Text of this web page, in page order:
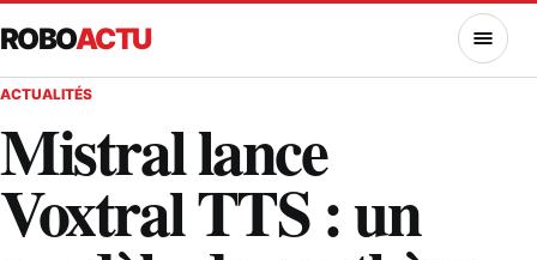
ROBOACTU MENU
ACTUALITÉS
Mistral lance
Voxtral TTS : un